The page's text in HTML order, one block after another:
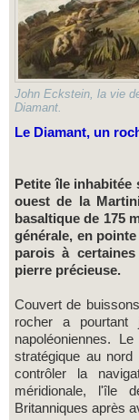
John Eckstein, la vie
Diamant.
Le Diamant, un
Petite île inhabitée
ouest de la
basaltique de 175
générale, en
parois à
pierre précieuse.
Couvert de
rocher a pourtant
napoléoniennes.
stratégique au
contrôler la
méridionale, l'île
Britanniques après